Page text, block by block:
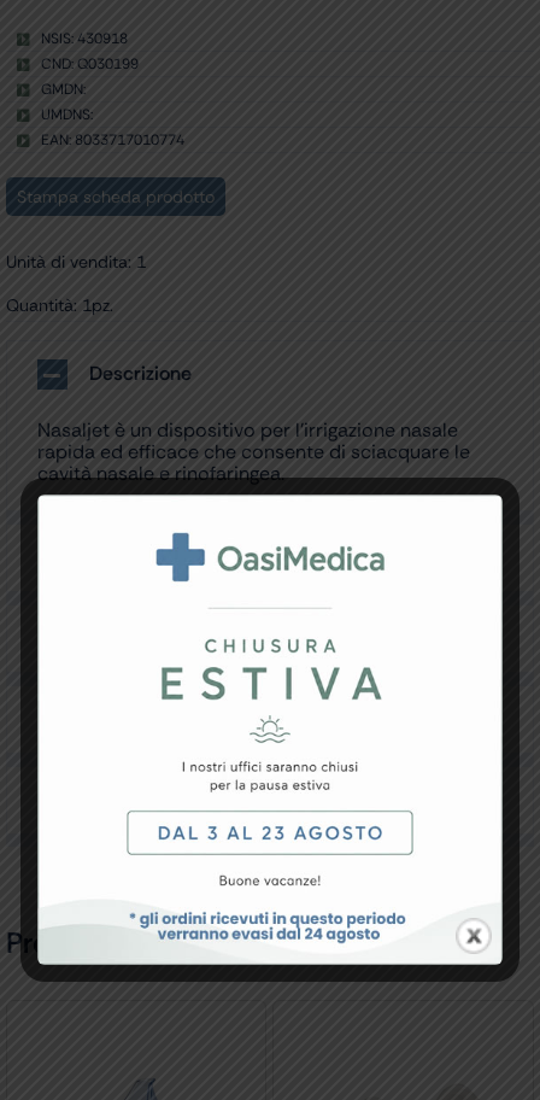
NSIS: 430918
CND: Q030199
GMDN:
UMDNS:
EAN: 8033717010774
Stampa scheda prodotto
Unità di vendita: 1
Quantità: 1pz.
Descrizione
Nasaljet è un dispositivo per l’irrigazione nasale
rapida ed efficace che consente di sciacquare le
cavità nasale e rinofaringea.
Specifiche Tecniche
Resi e Garanzia
Prodotti Correlati